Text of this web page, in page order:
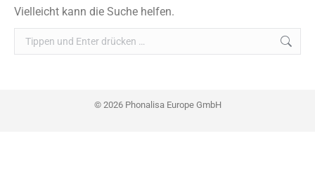
Vielleicht kann die Suche helfen.
Search:
© 2026 Phonalisa Europe GmbH